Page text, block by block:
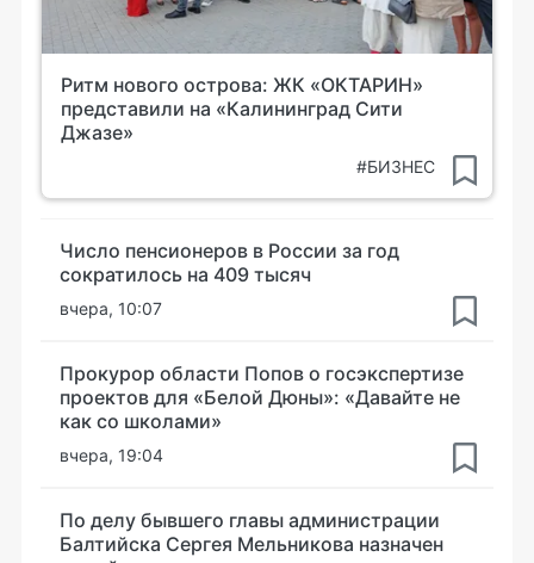
Ритм нового острова: ЖК «ОКТАРИН»
представили на «Калининград Сити
Джазе»
#БИЗНЕС
Число пенсионеров в России за год
сократилось на 409 тысяч
вчера, 10:07
Прокурор области Попов о госэкспертизе
проектов для «Белой Дюны»: «Давайте не
как со школами»
вчера, 19:04
По делу бывшего главы администрации
Балтийска Сергея Мельникова назначен